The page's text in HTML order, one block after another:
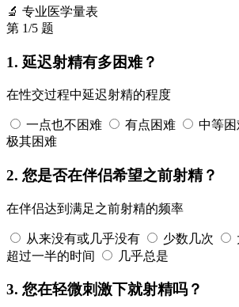
🔬 专业医学量表
第 1/5 题
1. 延迟射精有多困难？
在性交过程中延迟射精的程度
一点也不困难 有点困难 中等困
极其困难
2. 您是否在伴侣希望之前射精？
在伴侣达到满足之前射精的频率
从来没有或几乎没有 少数几次
超过一半的时间
几乎总是
3. 您在轻微刺激下就射精吗？